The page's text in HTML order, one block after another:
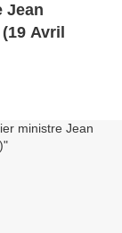
Jean
Avril